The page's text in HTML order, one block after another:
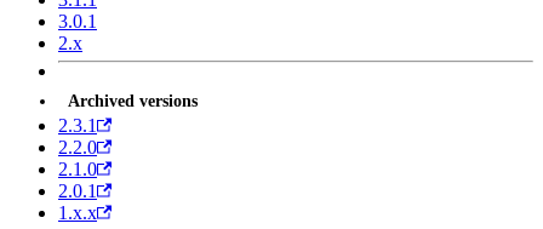
3.0.1
2.x
Archived versions
2.3.1
2.2.0
2.1.0
2.0.1
1.x.x